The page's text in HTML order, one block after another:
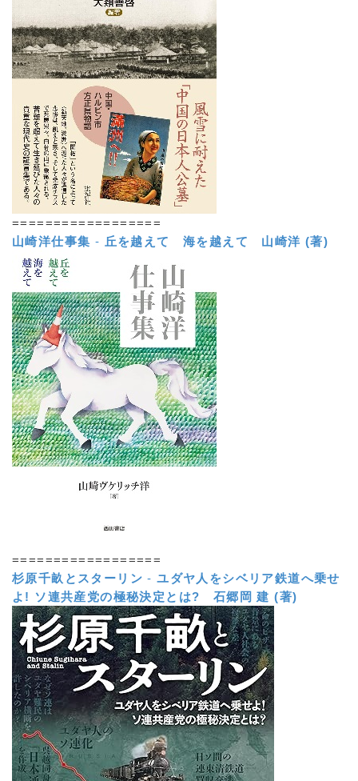
==================
山崎洋仕事集 - 丘を越えて 海を越えて 山崎洋 (著)
==================
杉原千畝とスターリン -ユダヤ人をシベリア鉄道へ乗せ
よ! ソ連共産党の極秘決定とは?
石郷岡 建 (著)